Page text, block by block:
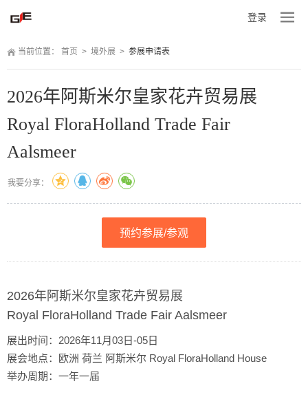
登录
当前位置： 首页 > 境外展 > 参展申请表
2026年阿斯米尔皇家花卉贸易展
Royal FloraHolland Trade Fair
Aalsmeer
我要分享：
预约参展/参观
2026年阿斯米尔皇家花卉贸易展
Royal FloraHolland Trade Fair Aalsmeer
展出时间：2026年11月03日-05日
展会地点：欧洲 荷兰 阿斯米尔 Royal FloraHolland House
举办周期：一年一届